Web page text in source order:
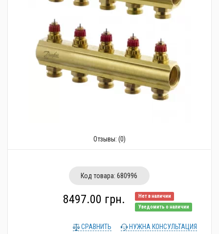
Отзывы: (0)
Код товара: 680996
Нет в наличии
Уведомить о наличии
8497.00 грн.
СРАВНИТЬ НУЖНА КОНСУЛЬТАЦИЯ
Трубопроводная арматура
Канализация
Насосное оборудование
Альтернативные источники энергии